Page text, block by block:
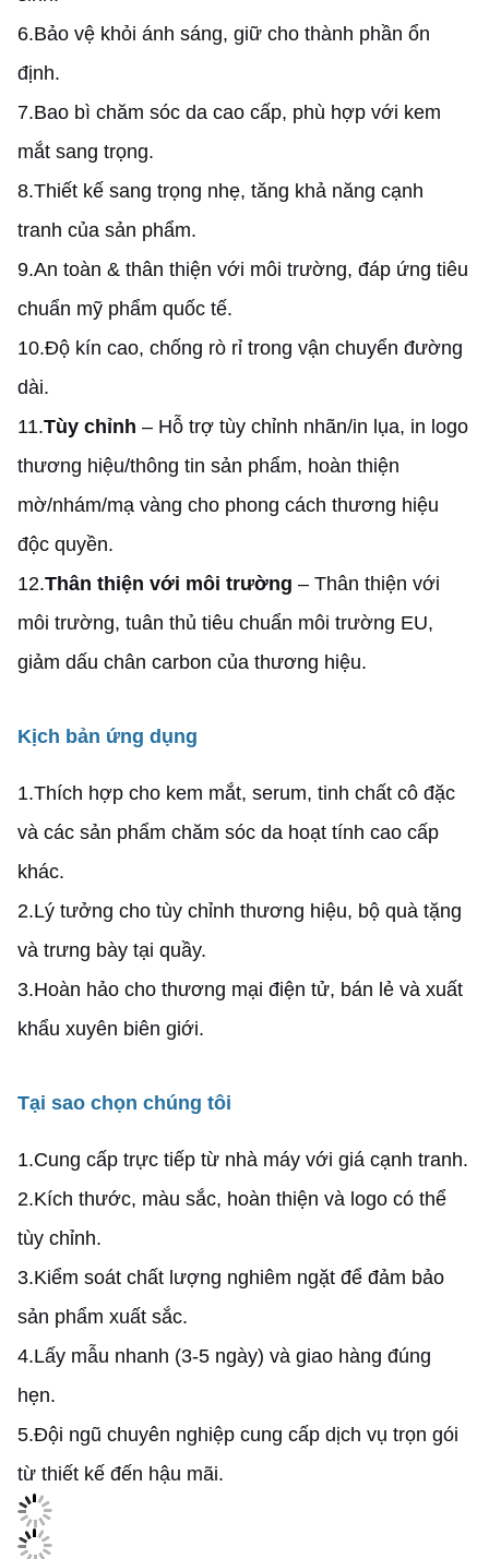
6.Bảo vệ khỏi ánh sáng, giữ cho thành phần ổn
định.
7.Bao bì chăm sóc da cao cấp, phù hợp với kem
mắt sang trọng.
8.Thiết kế sang trọng nhẹ, tăng khả năng cạnh
tranh của sản phẩm.
9.An toàn & thân thiện với môi trường, đáp ứng tiêu
chuẩn mỹ phẩm quốc tế.
10.Độ kín cao, chống rò rỉ trong vận chuyển đường
dài.
11.Tùy chỉnh – Hỗ trợ tùy chỉnh nhãn/in lụa, in logo
thương hiệu/thông tin sản phẩm, hoàn thiện
mờ/nhám/mạ vàng cho phong cách thương hiệu
độc quyền.
12.Thân thiện với môi trường – Thân thiện với
môi trường, tuân thủ tiêu chuẩn môi trường EU,
giảm dấu chân carbon của thương hiệu.
Kịch bản ứng dụng
1.Thích hợp cho kem mắt, serum, tinh chất cô đặc
và các sản phẩm chăm sóc da hoạt tính cao cấp
khác.
2.Lý tưởng cho tùy chỉnh thương hiệu, bộ quà tặng
và trưng bày tại quầy.
3.Hoàn hảo cho thương mại điện tử, bán lẻ và xuất
khẩu xuyên biên giới.
Tại sao chọn chúng tôi
1.Cung cấp trực tiếp từ nhà máy với giá cạnh tranh.
2.Kích thước, màu sắc, hoàn thiện và logo có thể
tùy chỉnh.
3.Kiểm soát chất lượng nghiêm ngặt để đảm bảo
sản phẩm xuất sắc.
4.Lấy mẫu nhanh (3-5 ngày) và giao hàng đúng
hẹn.
5.Đội ngũ chuyên nghiệp cung cấp dịch vụ trọn gói
từ thiết kế đến hậu mãi.